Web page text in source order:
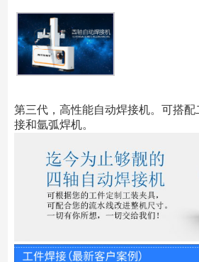
第三代，高性能自动焊接机。可搭
接和氩弧焊机。